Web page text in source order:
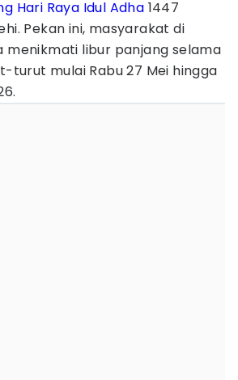
Hari Raya Idul Adha 1447
Pekan ini, masyarakat di
menikmati libur panjang selama
turut mulai Rabu 27 Mei hingga